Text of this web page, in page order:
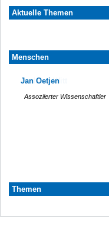
Aktuelle Themen
Menschen
Jan Oetjen
Assoziierter Wissenschaftler
Themen